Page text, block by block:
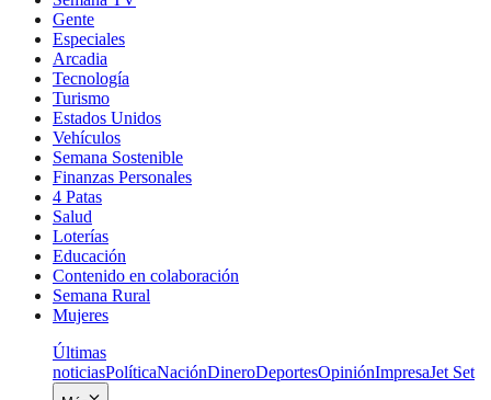
Gente
Especiales
Arcadia
Tecnología
Turismo
Estados Unidos
Vehículos
Semana Sostenible
Finanzas Personales
4 Patas
Salud
Loterías
Educación
Contenido en colaboración
Semana Rural
Mujeres
Últimas
noticiasPolíticaNaciónDineroDeportesOpiniónImpresaJet Set